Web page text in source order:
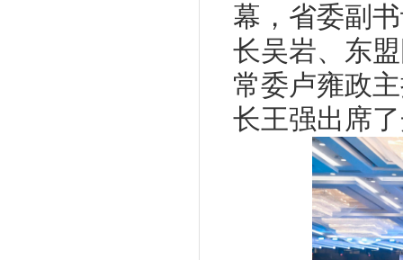
幕，省委副
长吴岩、东
常委卢雍政
长王强出席